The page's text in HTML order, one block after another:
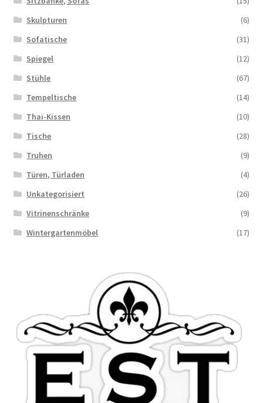
Skulpturen
(6)
Sofatische
(31)
Spiegel
(12)
Stühle
(67)
Tempeltische
(14)
Thai-Kissen
(10)
Tische
(28)
Truhen
(9)
Türen, Türladen
(4)
Unkategorisiert
(26)
Vitrinenschränke
(9)
Wintergartenmöbel
(17)